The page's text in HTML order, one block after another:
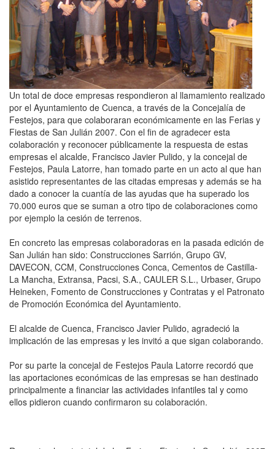
Un total de doce empresas respondieron al llamamiento realizado
por el Ayuntamiento de Cuenca, a través de la Concejalía de
Festejos, para que colaboraran económicamente en las Ferias y
Fiestas de San Julián 2007. Con el fin de agradecer esta
colaboración y reconocer públicamente la respuesta de estas
empresas el alcalde, Francisco Javier Pulido, y la concejal de
Festejos, Paula Latorre, han tomado parte en un acto al que han
asistido representantes de las citadas empresas y además se ha
dado a conocer la cuantía de las ayudas que ha superado los
70.000 euros que se suman a otro tipo de colaboraciones como
por ejemplo la cesión de terrenos.
En concreto las empresas colaboradoras en la pasada edición de
San Julián han sido: Construcciones Sarrión, Grupo GV,
DAVECON, CCM, Construcciones Conca, Cementos de Castilla-
La Mancha, Extransa, Pacsi, S.A., CAULER S.L., Urbaser, Grupo
Heineken, Fomento de Construcciones y Contratas y el Patronato
de Promoción Económica del Ayuntamiento.
El alcalde de Cuenca, Francisco Javier Pulido, agradeció la
implicación de las empresas y les invitó a que sigan colaborando.
Por su parte la concejal de Festejos Paula Latorre recordó que
las aportaciones económicas de las empresas se han destinado
principalmente a financiar las actividades infantiles tal y como
ellos pidieron cuando confirmaron su colaboración.